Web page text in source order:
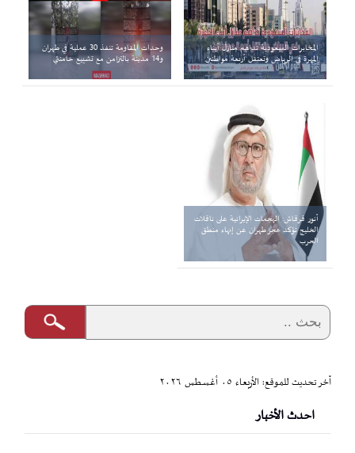
المخابرات السعودية تداهم منازل أبناء
المهرة في الرياض وتعتقل أربعة مواطنين
وحدات المقاومة تنفذ 30 عملية في طهران
و14 مدينة بالتزامن مع تشييع خامنئي
أنور قرقاش: الهجمات الإيرانية على ناقلات
الخليج تؤكد عجز طهران عن إنهاء منطق
الحرب
آخر تحديث للموقع: الأربعاء ٠٥ أغسطس ٢٠٢٦
احدث الأخبار